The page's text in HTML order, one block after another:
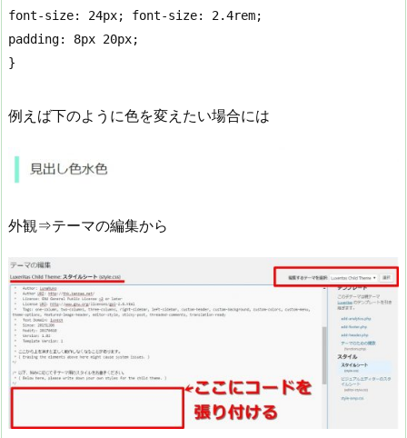
font-size: 24px; font-size: 2.4rem;
padding: 8px 20px;
}
例えば下のように色を変えたい場合には
外観⇒テーマの編集から